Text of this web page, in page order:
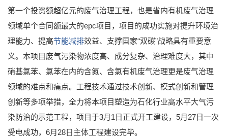
第一个投资额超亿元的废气治理工程，也是省内有机废气治理
领域单个合同额最大的epc项目，项目的成功实施对提升环境治
理能力、提高节能减排效益、支撑国家“双碳”战略具有重要意
义。本项目废气污染物浓度高、成分复杂、治理难度大，其中
硝基氯苯、氯苯在内的含氮、含氯有机废气治理更是废气治理
领域的难点和痛点。工程技术通过技术创新、模式创新和管理
创新等多项举措，全力将本项目塑造为石化行业高水平大气污
染防治的示范工程，项目于3月1日正式开工建设，5月27日一次
受电成功，6月28日主体工程建设完毕。